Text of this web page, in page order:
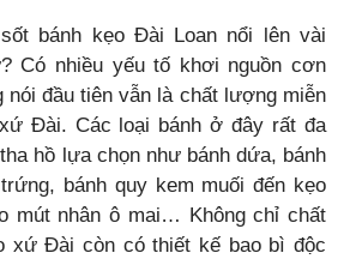
bánh kẹo Đài Loan nổi lên vài
Có nhiều yếu tố khơi nguồn cơn
nói đầu tiên vẫn là chất lượng miễn
Đài. Các loại bánh ở đây rất đa
hồ lựa chọn như bánh dứa, bánh
bánh quy kem muối đến kẹo
mút nhân ô mai… Không chỉ chất
xứ Đài còn có thiết kế bao bì độc